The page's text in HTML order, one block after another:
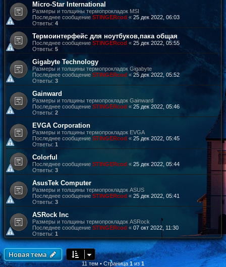
Micro-Star International
Размеры и толщины термопрокладок MSI
Последнее сообщение STINGERcod « 25 дек 2022, 06:03
Ответы: 4
Термоинтерфейс для ноутбуков,пака общая
Последнее сообщение STINGERcod « 25 дек 2022, 05:55
Ответы: 5
Gigabyte Technology
Размеры и толщины термопрокладок Gigabyte
Последнее сообщение STINGERcod « 25 дек 2022, 05:52
Ответы: 3
Gainward
Размеры и толщины термопрокладок Gainward
Последнее сообщение STINGERcod « 25 дек 2022, 05:46
Ответы: 2
EVGA Corporation
Размеры и толщины термопрокладок EVGA
Последнее сообщение STINGERcod « 25 дек 2022, 05:45
Ответы: 1
Colorful
Последнее сообщение STINGERcod « 25 дек 2022, 05:44
Ответы: 3
AsusTek Computer
Размеры и толщины термопрокладок ASUS
Последнее сообщение STINGERcod « 25 дек 2022, 05:41
Ответы: 3
ASRock Inc
Размеры и толщины термопрокладок ASRock
Последнее сообщение STINGERcod « 07 окт 2022, 11:30
Ответы: 1
Новая тема
11 тем • Страница1из 1